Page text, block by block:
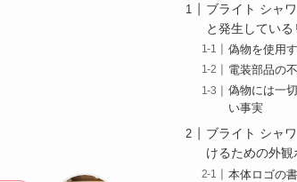
ブライト シャ
と発生している
偽物を使用
電装部品の
偽物には一
い事実
ブライト シャ
けるための外観
本体ロゴの